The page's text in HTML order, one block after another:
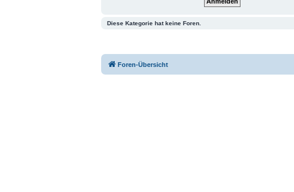
Diese Kategorie hat keine Foren.
Foren-Übersicht